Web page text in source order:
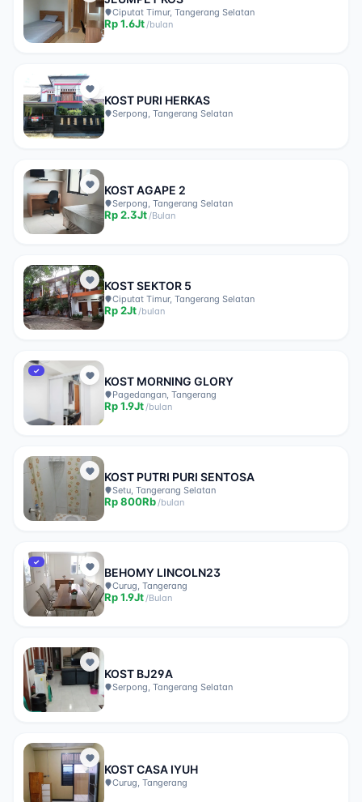
Ciputat Timur, Tangerang Selatan
Rp1.6Jt/bulan
KOST PURI HERKAS
Serpong, Tangerang Selatan
KOST AGAPE 2
Serpong, Tangerang Selatan
Rp2.3Jt/Bulan
KOST SEKTOR 5
Ciputat Timur, Tangerang Selatan
Rp2Jt/bulan
✓
KOST MORNING GLORY
Pagedangan, Tangerang
Rp1.9Jt/bulan
KOST PUTRI PURI SENTOSA
Setu, Tangerang Selatan
Rp800Rb/bulan
✓
BEHOMY LINCOLN23
Curug, Tangerang
Rp1.9Jt/Bulan
KOST BJ29A
Serpong, Tangerang Selatan
KOST CASA IYUH
Curug, Tangerang